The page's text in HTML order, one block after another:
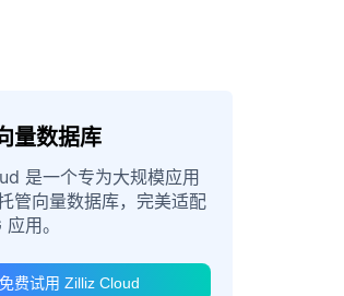
量数据库
是一个专为大规模应用
管向量数据库，完美适配
用。
免费试用 Zilliz Cloud